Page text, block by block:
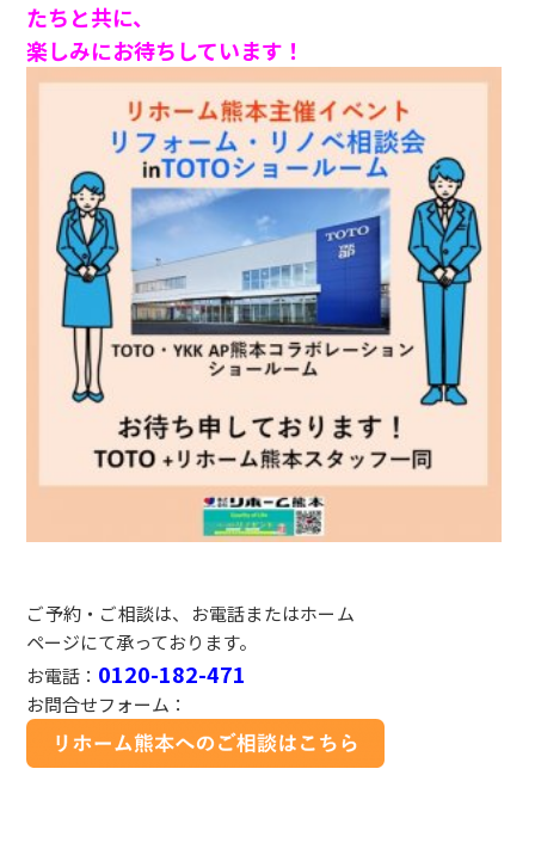
たちと共に、
楽しみにお待ちしています！
ご予約・ご相談は、お電話またはホーム
ページにて承っております。
お電話： 0120-182-471
お問合せフォーム：